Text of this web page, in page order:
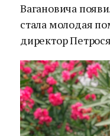
Вагановича
стала молодая
директор